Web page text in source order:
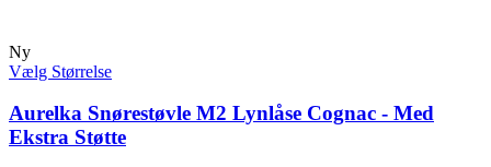
Ny
Vælg Størrelse
Aurelka Snørestøvle M2 Lynlåse Cognac - Med
Ekstra Støtte